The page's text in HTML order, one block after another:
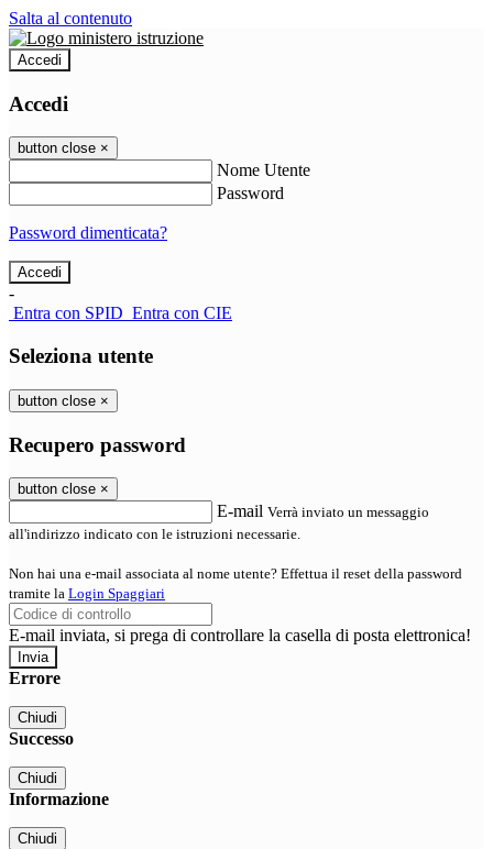
Salta al contenuto
Accedi
Accedi
button close ×
Nome Utente
Password
Password dimenticata?
-
Entra con SPID Entra con CIE
Seleziona utente
button close ×
Recupero password
button close ×
E-mail Verrà inviato un messaggio
all'indirizzo indicato con le istruzioni necessarie.
Non hai una e-mail associata al nome utente? Effettua il reset della password
tramite la Login Spaggiari
E-mail inviata, si prega di controllare la casella di posta elettronica!
Errore
Chiudi
Successo
Chiudi
Informazione
Chiudi